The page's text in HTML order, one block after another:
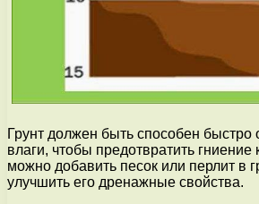
Грунт должен быть способен быстро
влаги, чтобы предотвратить гниение
можно добавить песок или перлит в
улучшить его дренажные свойства.